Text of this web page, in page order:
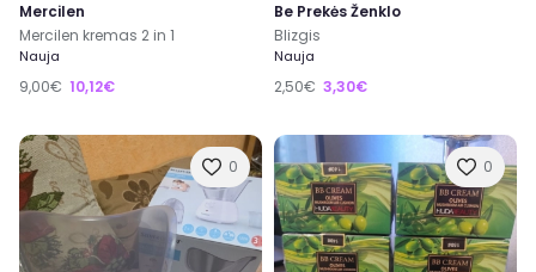
Mercilen
Mercilen kremas 2 in 1
Nauja
9,00€ 10,12€
Be Prekės Ženklo
Blizgis
Nauja
2,50€ 3,30€
0 0